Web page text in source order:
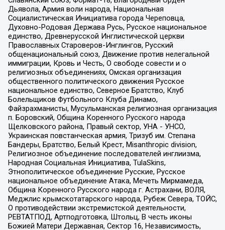
Дьявола, Армия воли народа, Национальная
Социалистическая Инициатива города Череповца,
Духовно-Родовая Держава Русь, Русское национальное
единство, Древнерусской Инглистической церкви
Православных Староверов-Инглингов, Русский
общенациональный союз, Движение против нелегальной
иммиграции, Кровь и Честь, О свободе совести и о
религиозных объединениях, Омская организация
общественного политического движения Русское
национальное единство, Северное Братство, Клуб
Болельщиков Футбольного Клуба Динамо,
Файзрахманисты, Мусульманская религиозная организация
п. Боровский, Община Коренного Русского народа
Щелковского района, Правый сектор, УНА - УНСО,
Украинская повстанческая армия, Тризуб им. Степана
Бандеры, Братство, Белый Крест, Misanthropic division,
Религиозное объединение последователей инглиизма,
Народная Социальная Инициатива, TulaSkins,
Этнополитическое объединение Русские, Русское
национальное объединение Атака, Мечеть Мирмамеда,
Община Коренного Русского народа г. Астрахани, ВОЛЯ,
Меджлис крымскотатарского народа, Рубеж Севера, ТОЙС,
О противодействии экстремистской деятельности,
РЕВТАТПОД, Артподготовка, Штольц, В честь иконы
Божией Матери Державная, Сектор 16, Независимость,